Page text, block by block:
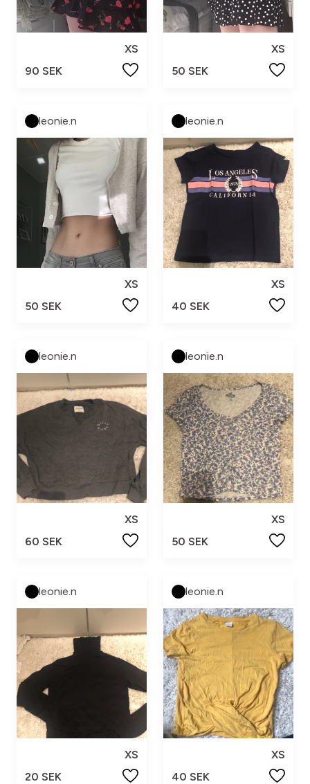
XS
90 SEK
XS
50 SEK
leonie.n
XS
50 SEK
leonie.n
XS
40 SEK
leonie.n
XS
60 SEK
leonie.n
XS
50 SEK
leonie.n
XS
20 SEK
leonie.n
XS
40 SEK